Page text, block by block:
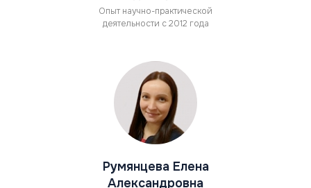
Опыт научно-практической
деятельности с 2012 года
Румянцева Елена
Александровна